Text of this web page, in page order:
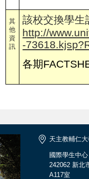
其
他
資
訊
該校交換學生
http://
-
各期
天主教輔仁
國際學生中心
242062 新北
A117室